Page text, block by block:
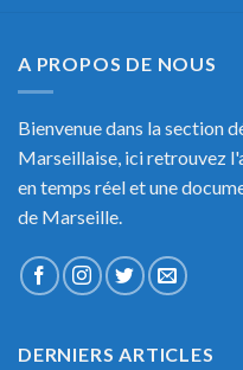
A PROPOS DE NOUS
Bienvenue dans la section
Marseillaise, ici retrouvez
en temps réel et une
de Marseille.
DERNIERS ARTICLES